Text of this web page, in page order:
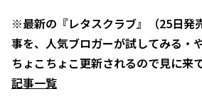
※最新の『レタスクラブ』（25日発
事を、人気ブロガーが試してみる・
ちょこちょこ更新されるので見に来
記事一覧